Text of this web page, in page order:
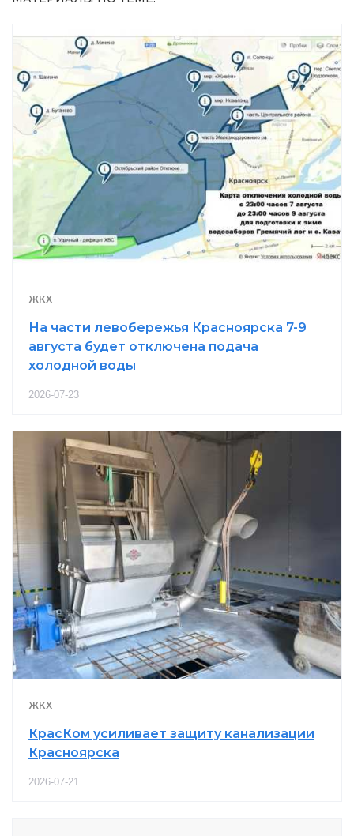
ЖКХ
На части левобережья Красноярска 7-9
августа будет отключена подача
холодной воды
2026-07-23
ЖКХ
КрасКом усиливает защиту канализации
Красноярска
2026-07-21